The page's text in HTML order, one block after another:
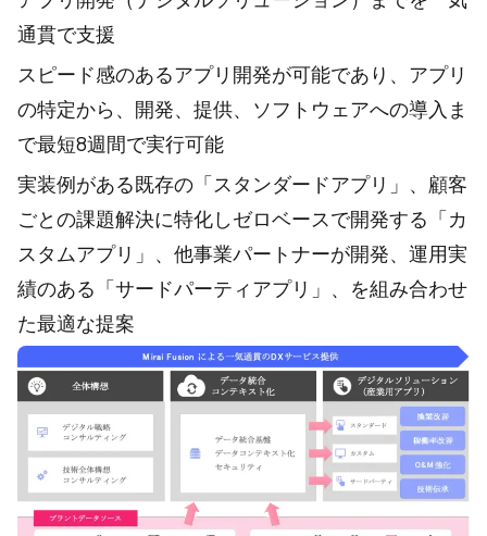
通貫で支援
スピード感のあるアプリ開発が可能であり、アプリ
の特定から、開発、提供、ソフトウェアへの導入ま
で最短8週間で実行可能
実装例がある既存の「スタンダードアプリ」、顧客
ごとの課題解決に特化しゼロベースで開発する「カ
スタムアプリ」、他事業パートナーが開発、運用実
績のある「サードパーティアプリ」、を組み合わせ
た最適な提案